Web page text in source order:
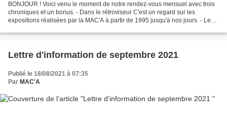
BONJOUR ! Voici venu le moment de notre rendez-vous mensuel avec trois
chroniques et un bonus. - Dans le rétroviseur C'est un regard sur les
expositions réalisées par la MAC'A à partir de 1995 jusqu'à nos jours. - Le
Lettre d'information de septembre 2021
Publié le 18/08/2021 à 07:35
Par MAC'A